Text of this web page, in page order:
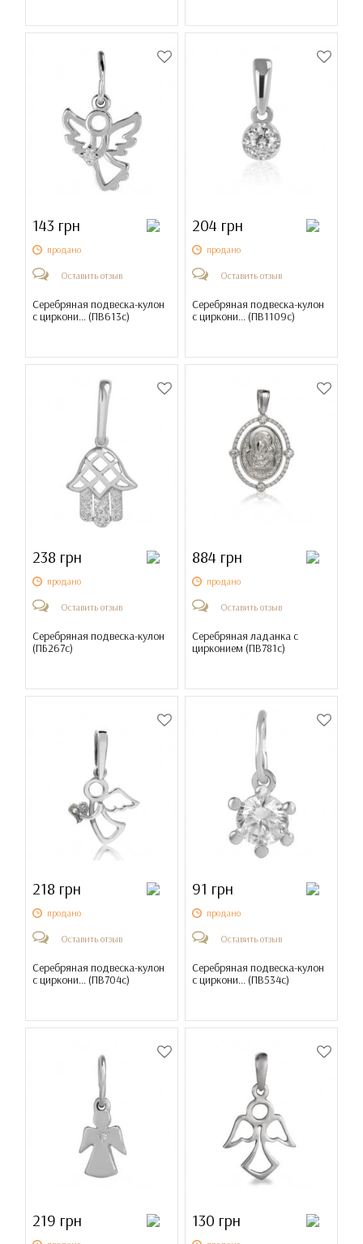
143 грн
продано
Оставить отзыв
Серебряная подвеска-кулон
с циркони... (ПВ613с)
204 грн
продано
Оставить отзыв
Серебряная подвеска-кулон
с циркони... (ПВ1109с)
238 грн
продано
Оставить отзыв
Серебряная подвеска-кулон
(ПБ267с)
884 грн
продано
Оставить отзыв
Серебряная ладанка с
цирконием (ПВ781с)
218 грн
продано
Оставить отзыв
Серебряная подвеска-кулон
с циркони... (ПВ704с)
91 грн
продано
Оставить отзыв
Серебряная подвеска-кулон
с циркони... (ПВ534с)
219 грн 130 грн